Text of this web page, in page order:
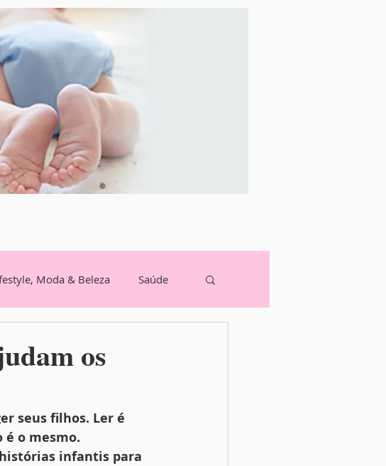
Moda & Beleza Saúde
os
seus filhos. Ler é
o mesmo.
infantis para